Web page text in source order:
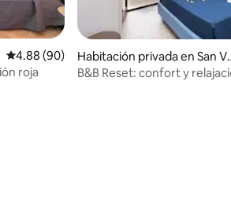
Calificación promedio: 4.88 de 5, 90
4.88 (90)
roja
Habitación privada en San
o Lo Capo
B&B Reset: confort y